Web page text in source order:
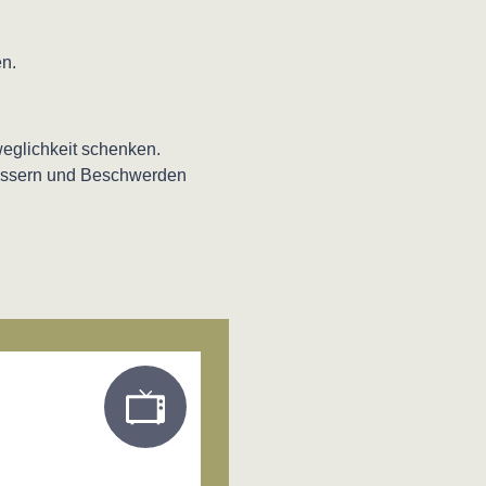
schenken.
und Beschwerden